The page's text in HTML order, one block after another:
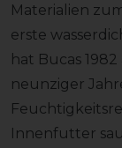
Materialien
erste
hat Bucas
neunziger
Innenfutter